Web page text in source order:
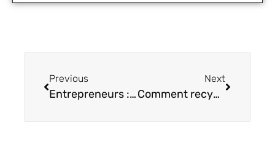
Previous
Entrepreneurs : équiper ses salariés de mobiles pros
Next
Comment recycler son téléphone cassé ?